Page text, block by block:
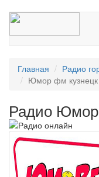
Главная Радио
Юмор фм кузнецк
Радио Юмор